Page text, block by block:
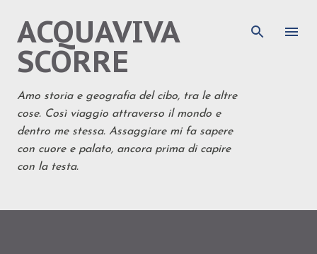
ACQUAVIVA
SCORRE
Amo storia e geografia del cibo, tra le altre
cose. Così viaggio attraverso il mondo e
dentro me stessa. Assaggiare mi fa sapere
con cuore e palato, ancora prima di capire
con la testa.